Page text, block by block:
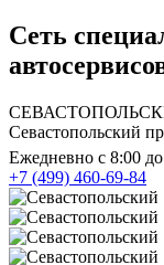
Сеть
Севастопольский
Ежедневно с 8:00
+7 (499) 460-69-84